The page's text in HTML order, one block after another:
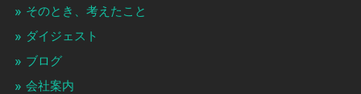
そのとき、考えたこと
ダイジェスト
ブログ
会社案内